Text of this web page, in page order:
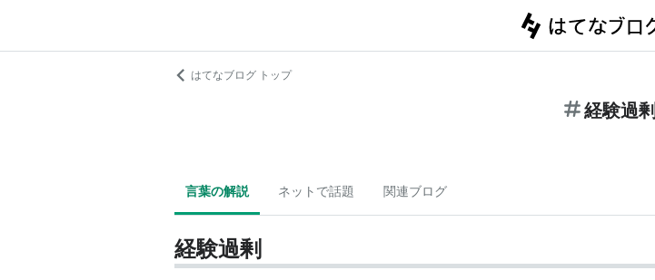
はてなブログ トップ
経験過剰
言葉の解説 ネットで話題 関連ブログ
経験過剰